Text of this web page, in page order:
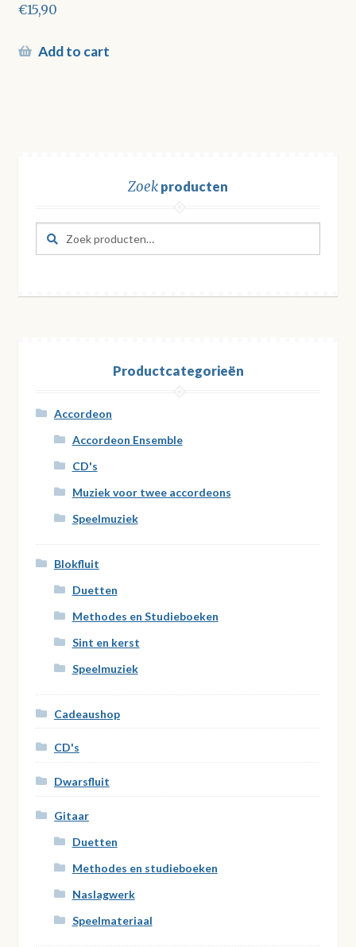
€15,90
Add to cart
Zoekproducten
Zoeken
naar:
Zoeken
Productcategorieën
Accordeon
Accordeon Ensemble
CD's
Muziek voor twee accordeons
Speelmuziek
Blokfluit
Duetten
Methodes en Studieboeken
Sint en kerst
Speelmuziek
Cadeaushop
CD's
Dwarsfluit
Gitaar
Duetten
Methodes en studieboeken
Naslagwerk
Speelmateriaal